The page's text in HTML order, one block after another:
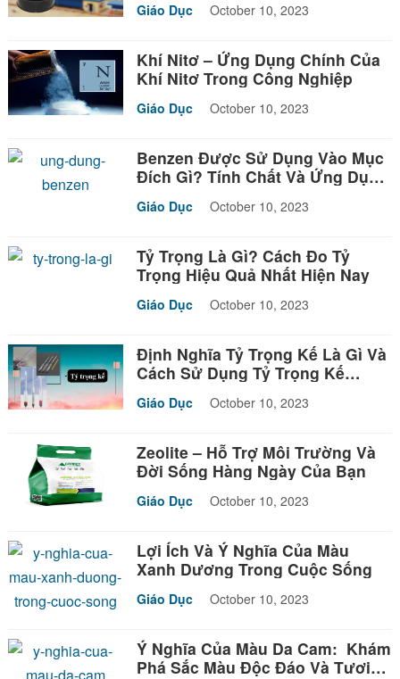
Giáo Dục October 10, 2023
Khí Nitơ – Ứng Dụng Chính Của
Khí Nitơ Trong Công Nghiệp
Giáo Dục October 10, 2023
Benzen Được Sử Dụng Vào Mục
Đích Gì? Tính Chất Và Ứng Dụng
Giáo Dục October 10, 2023
Tỷ Trọng Là Gì? Cách Đo Tỷ
Trọng Hiệu Quả Nhất Hiện Nay
Giáo Dục October 10, 2023
Định Nghĩa Tỷ Trọng Kế Là Gì Và
Cách Sử Dụng Tỷ Trọng Kế
Giáo Dục October 10, 2023
Zeolite – Hỗ Trợ Môi Trường Và
Đời Sống Hàng Ngày Của Bạn
Giáo Dục October 10, 2023
Lợi Ích Và Ý Nghĩa Của Màu
Xanh Dương Trong Cuộc Sống
Giáo Dục October 10, 2023
Ý Nghĩa Của Màu Da Cam: Khám
Phá Sắc Màu Độc Đáo Và Tươi